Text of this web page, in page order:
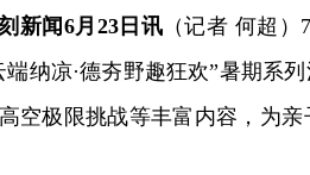
新闻6月23日讯 （记者 何超
端纳凉·德夯野趣狂欢”暑期系
空极限挑战等丰富内容，为